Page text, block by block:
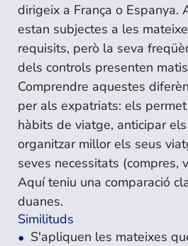
dirigeix a França o Espanya.
estan subjectes a les
requisits, però la seva
dels controls presenten
Comprendre aquestes
per als expatriats: els
hàbits de viatge, anticipar
organitzar millor els seus
seves necessitats (compres,
Aquí teniu una comparació
duanes.
Similituds
S'apliquen les mateixes